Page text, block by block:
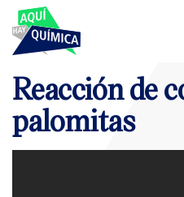
Reacción de
palomitas